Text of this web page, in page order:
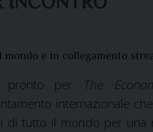
e in collegamento
pronto per
The
internazionale
di tutto il mondo per una